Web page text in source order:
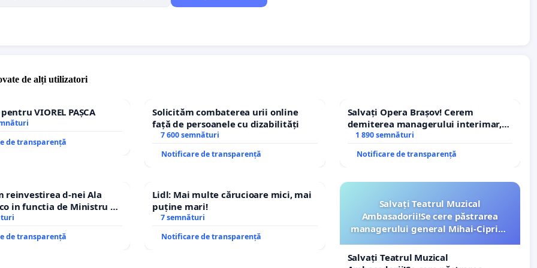
8. Legea 3/2000 Referendumul pentru demiterea
României este obligatoriu şi se stabileşte prin
a Parlamentului, în condiţiile prevăzute la art. 95 din
95 ConstitutieSuspendarea din funcţie(1)În cazul
unor fapte grave prin care încalcă prevederile
Preşedintele României poate fi suspendat din funcţie
de alți utilizatori
VIOREL PAȘCA
de transparență
Solicităm combaterea urii online
față de persoanele cu dizabilități
7 600 semnături
Notificare de transparență
Salvați Opera Brașov! Cerem
demiterea managerului interimar,
Petrean Lucian-Marius!
1 890 semnături
Notificare de transparență
reinvestirea d-nei Ala
in functia de Ministru al
de transparență
Lidl: Mai multe cărucioare mici, mai
puține mari!
7 semnături
Notificare de transparență
Salvați Teatrul Muzical
Ambasadorii!Se cere păstrarea
managerului general Mihai-Ciprian
Salvați Teatrul Muzical